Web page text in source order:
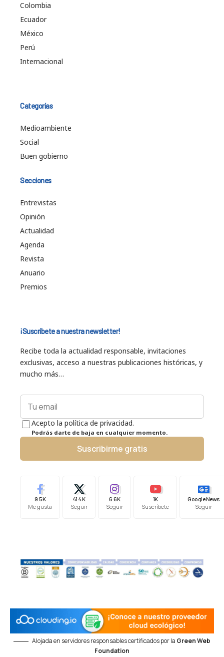
Colombia
Ecuador
México
Perú
Internacional
Categorías
Medioambiente
Social
Buen gobierno
Secciones
Entrevistas
Opinión
Actualidad
Agenda
Revista
Anuario
Premios
¡Suscríbete a nuestra newsletter!
Recibe toda la actualidad responsable, invitaciones
exclusivas, acceso a nuestras publicaciones históricas, y
mucho más…
Acepto la política de privacidad.
Podrás darte de baja en cualquier momento.
Suscribirme gratis
9.5K
Me gusta
41.4K
Seguir
6.6K
Seguir
1K
Suscríbete
Google News
Seguir
Alojada en servidores responsables certificados por la Green Web
Foundation